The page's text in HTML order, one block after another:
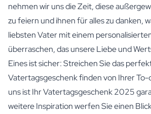
nehmen wir uns die Zeit, diese
zu feiern und ihnen für alles zu danken,
liebsten Vater mit einem
überraschen, das unsere Liebe und
Eines ist sicher: Streichen Sie das
Vatertagsgeschenk finden von Ihrer
uns ist Ihr Vatertagsgeschenk 2025
weitere Inspiration werfen Sie einen